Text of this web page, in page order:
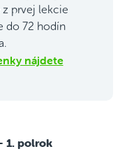
z prvej lekcie
do 72 hodín
nájdete
1. polrok